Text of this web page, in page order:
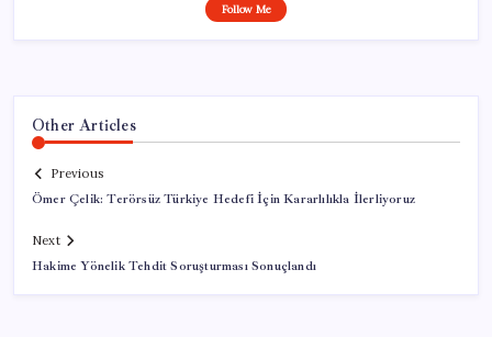
Follow Me
Other Articles
Previous
Ömer Çelik: Terörsüz Türkiye Hedefi İçin Kararlılıkla İlerliyoruz
Next
Hakime Yönelik Tehdit Soruşturması Sonuçlandı